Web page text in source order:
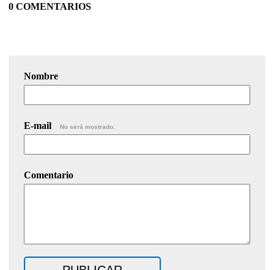
0 COMENTARIOS
Nombre
E-mail No será mostrado.
Comentario